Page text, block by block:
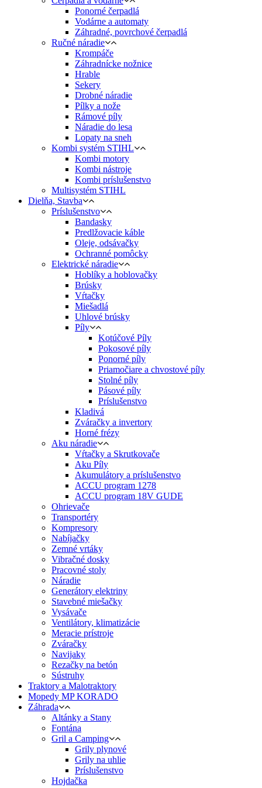
Ponorné čerpadlá
Vodárne a automaty
Záhradné, povrchové čerpadlá
Ručné náradie
Krompáče
Záhradnícke nožnice
Hrable
Sekery
Drobné náradie
Pílky a nože
Rámové píly
Náradie do lesa
Lopaty na sneh
Kombi systém STIHL
Kombi motory
Kombi nástroje
Kombi príslušenstvo
Multisystém STIHL
Dielňa, Stavba
Príslušenstvo
Bandasky
Predlžovacie káble
Oleje, odsávačky
Ochranné pomôcky
Elektrické náradie
Hoblíky a hoblovačky
Brúsky
Vŕtačky
Miešadlá
Uhlové brúsky
Píly
Kotúčové Píly
Pokosové píly
Ponorné píly
Priamočiare a chvostové píly
Stolné píly
Pásové píly
Príslušenstvo
Kladivá
Zváračky a invertory
Horné frézy
Aku náradie
Vŕtačky a Skrutkovače
Aku Píly
Akumulátory a príslušenstvo
ACCU program 1278
ACCU program 18V GUDE
Ohrievače
Transportéry
Kompresory
Nabíjačky
Zemné vrtáky
Vibračné dosky
Pracovné stoly
Náradie
Generátory elektriny
Stavebné miešačky
Vysávače
Ventilátory, klimatizácie
Meracie prístroje
Zváračky
Navijaky
Rezačky na betón
Sústruhy
Traktory a Malotraktory
Mopedy MP KORADO
Záhrada
Altánky a Stany
Fontána
Gril a Camping
Grily plynové
Grily na uhlie
Príslušenstvo
Hojdačka